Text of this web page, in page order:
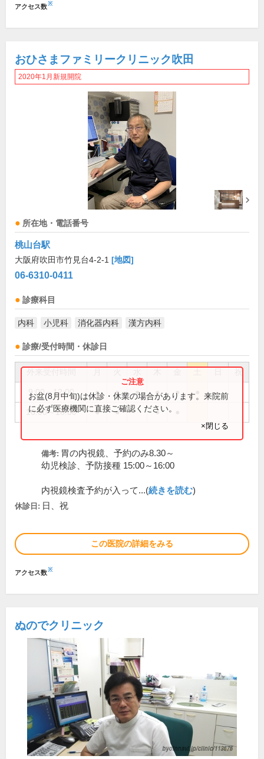
アクセス数※
おひさまファミリークリニック吹田
2020年1月新規開院
所在地・電話番号
桃山台駅
大阪府吹田市竹見台4-2-1 [地図]
06-6310-0411
診療科目
内科 小児科 消化器内科 漢方内科
診療/受付時間・休診日
祝
9:00～12:00 ● ● ● ● ●
16:00～18:00 ● ● ●
お盆(8月中旬)は休診・休業の場合があります。来院前
に必ず医療機関に直接ご確認ください。
×閉じる
備考: 胃の内視鏡、予約のみ8.30～
幼児検診、予防接種 15:00～16:00
内視鏡検査予約が入って...(続きを読む)
休診日: 日、祝
この医院の詳細をみる
アクセス数※
ぬのでクリニック